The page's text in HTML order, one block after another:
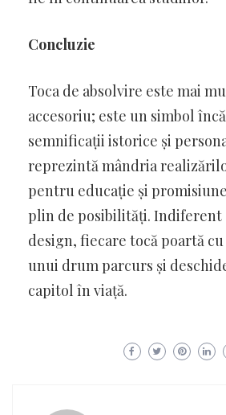
Concluzie
Toca de absolvire este mai
accesoriu; este un simbol
semnificații istorice și
reprezintă mândria
pentru educație și
plin de posibilități. Indiferent
design, fiecare tocă poartă
unui drum parcurs și
capitol în viață.